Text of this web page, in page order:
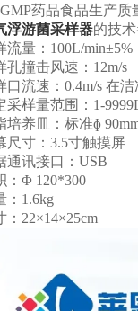
药品食品生产质
浮游菌采样器的技
量：100L/min±5%
撞击风速：12m/s
速：0.4m/s 在洁
样量范围：1-
养皿：标准ɸ
寸：3.5寸触摸屏
讯接口：USB
Φ 120*300
1.6kg
22×14×25cm